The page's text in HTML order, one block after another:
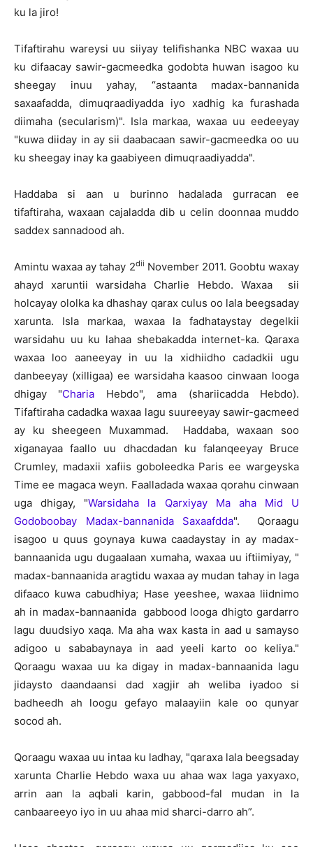
ku la jiro!
Tifaftirahu wareysi uu siiyay telifishanka NBC waxaa uu
ku difaacay sawir-gacmeedka godobta huwan isagoo ku
sheegay inuu yahay, “astaanta madax-bannanida
saxaafadda, dimuqraadiyadda iyo xadhig ka furashada
diimaha (secularism)". Isla markaa, waxaa uu eedeeyay
"kuwa diiday in ay sii daabacaan sawir-gacmeedka oo uu
ku sheegay inay ka gaabiyeen dimuqraadiyadda".
Haddaba si aan u burinno hadalada gurracan ee
tifaftiraha, waxaan cajaladda dib u celin doonnaa muddo
saddex sannadood ah.
Amintu waxaa ay tahay 2dii November 2011. Goobtu waxay
ahayd xaruntii warsidaha Charlie Hebdo. Waxaa sii
holcayay ololka ka dhashay qarax culus oo lala beegsaday
xarunta. Isla markaa, waxaa la fadhataystay degelkii
warsidahu uu ku lahaa shebakadda internet-ka. Qaraxa
waxaa loo aaneeyay in uu la xidhiidho cadadkii ugu
danbeeyay (xilligaa) ee warsidaha kaasoo cinwaan looga
dhigay "Charia Hebdo", ama (shariicadda Hebdo).
Tifaftiraha cadadka waxaa lagu suureeyay sawir-gacmeed
ay ku sheegeen Muxammad. Haddaba, waxaan soo
xiganayaa faallo uu dhacdadan ku falanqeeyay Bruce
Crumley, madaxii xafiis goboleedka Paris ee wargeyska
Time ee magaca weyn. Faalladada waxaa qorahu cinwaan
uga dhigay, "Warsidaha la Qarxiyay Ma aha Mid U
Godoboobay Madax-bannanida Saxaafdda". Qoraagu
isagoo u quus goynaya kuwa caadaystay in ay madax-
bannaanida ugu dugaalaan xumaha, waxaa uu iftiimiyay, "
madax-bannaanida aragtidu waxaa ay mudan tahay in laga
difaaco kuwa cabudhiya; Hase yeeshee, waxaa liidnimo
ah in madax-bannaanida gabbood looga dhigto gardarro
lagu duudsiyo xaqa. Ma aha wax kasta in aad u samayso
adigoo u sababaynaya in aad yeeli karto oo keliya."
Qoraagu waxaa uu ka digay in madax-bannaanida lagu
jidaysto daandaansi dad xagjir ah weliba iyadoo si
badheedh ah loogu gefayo malaayiin kale oo qunyar
socod ah.
Qoraagu waxaa uu intaa ku ladhay, "qaraxa lala beegsaday
xarunta Charlie Hebdo waxa uu ahaa wax laga yaxyaxo,
arrin aan la aqbali karin, gabbood-fal mudan in la
canbaareeyo iyo in uu ahaa mid sharci-darro ah”.